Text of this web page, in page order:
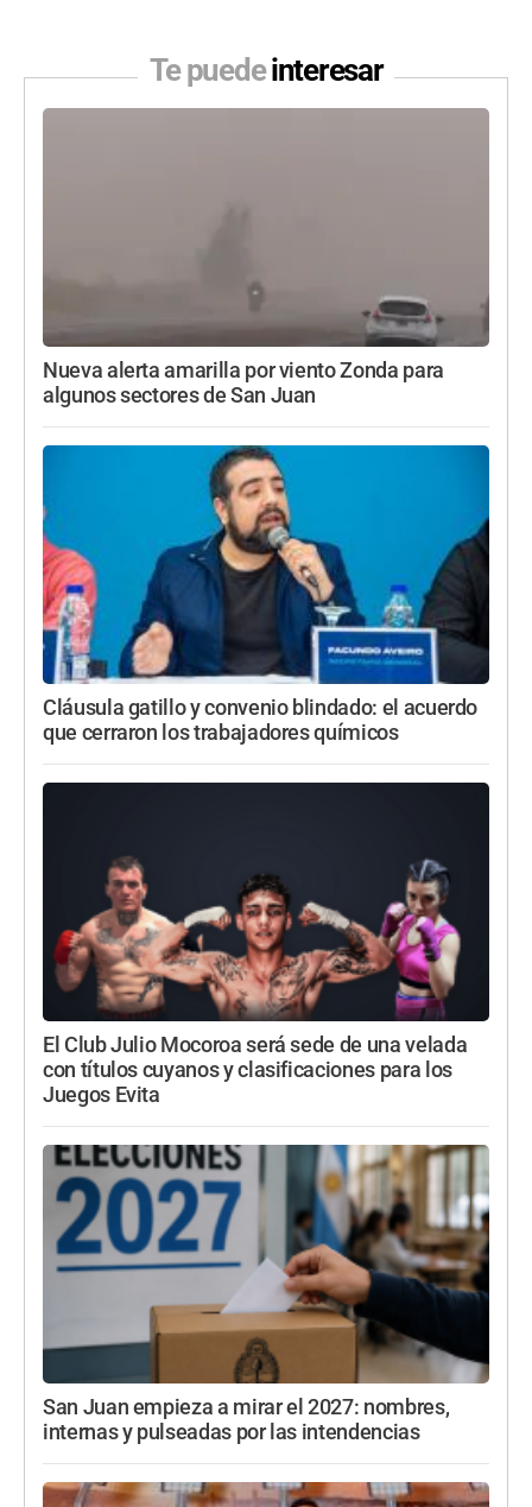
Te puedeinteresar
Nueva alerta amarilla por viento Zonda para
algunos sectores de San Juan
Cláusula gatillo y convenio blindado: el acuerdo
que cerraron los trabajadores químicos
El Club Julio Mocoroa será sede de una velada
con títulos cuyanos y clasificaciones para los
Juegos Evita
San Juan empieza a mirar el 2027: nombres,
internas y pulseadas por las intendencias